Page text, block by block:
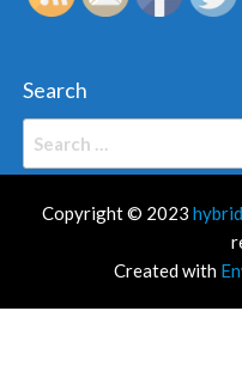
Search
Copyright © 2023
Created with